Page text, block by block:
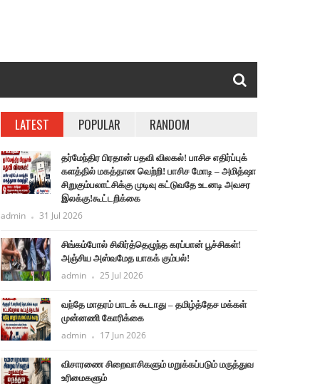
LATEST POPULAR RANDOM
தர்மேந்திர பிரதான் பதவி விலகல்! பாசிச எதிர்ப்புக்
களத்தில் மகத்தான வெற்றி! பாசிச மோடி – அமித்ஷா
சிறுகும்பலாட்சிக்கு முடிவு கட்டுவதே உடனடி அவசர
இலக்கு!கூட்டறிக்கை
admin 31 Jul 2026
சிங்கம்போல் சிலிர்த்தெழுந்த கரப்பான் பூச்சிகள்!
அஞ்சிய அஸ்வமேத யாகக் கும்பல்!
admin 25 Jul 2026
வந்தே மாதரம் பாடக் கூடாது – தமிழ்த்தேச மக்கள்
முன்னணி கோரிக்கை
admin 17 Jun 2026
விசாரணை சிறைவாசிகளும் மறுக்கப்படும் மருத்துவ
உரிமைகளும்